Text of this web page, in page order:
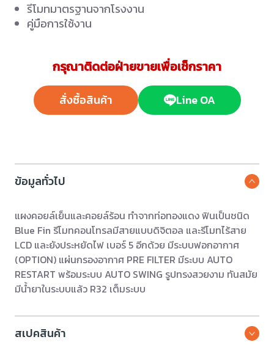
รีโมทมาตรฐานจากโรงงาน
คู่มือการใช้งาน
กรุณาติดต่อฝ่ายขายเพื่อเช็กราคา
สั่งซื้อสินค้า Line OA
ข้อมูลทั่วไป
แผงคอยล์เย็นและคอยล์ร้อน ทําจากท่อทองแดง ฟินเป็นชนิด
Blue Fin รีโมทคอนโทรลมีสายแบบดิจิตอล และรีโมทไร้สาย
LCD และยังประหยัดไฟ เบอร์ 5 อีกด้วย มีระบบฟอกอากาศ
(OPTION) แผ่นกรองอากาศ PRE FILTER มีระบบ AUTO
RESTART พร้อมระบบ AUTO SWING รูปทรงสวยงาม ทันสมัย
มีน้ำยาในระบบแล้ว R32 เต็มระบบ
สเปคสินค้า